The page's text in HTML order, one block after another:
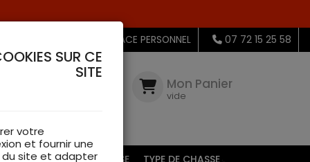
MON ESPACE PERSONNEL 07 72 15 25 58
Mon Panier
vide
EQUIPEMENTS DE CHASSE TYPE DE CHASSE
SUR CE
SITE
votre
et fournir une
du site et adapter